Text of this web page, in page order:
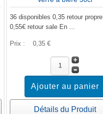
36 disponibles 0,35 retour propre
0,55€ retour sale En ...
Prix : 0,35 €
Détails du Produit